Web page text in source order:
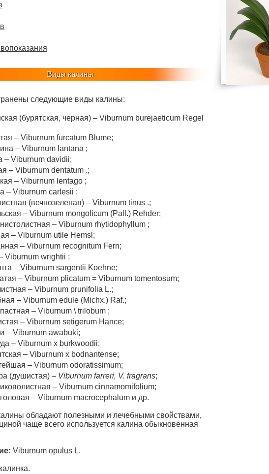
Виды калины
следующие виды калины:
(бурятская, черная) – Viburnum burejaeticum Regel
– Viburnum furcatum Blume;
– Viburnum lantana ;
– Viburnum davidii;
– Viburnum dentatum .;
– Viburnum lentago ;
– Viburnum carlesii ;
(вечнозеленая) – Viburnum tinus .;
– Viburnum mongolicum (Pall.) Rehder;
– Viburnum rhytidophyllum ;
– Viburnum utile Hemsl;
– Viburnum recognitum Fern;
Viburnum wrightii ;
– Viburnum sargentii Koehne;
– Viburnum plicatum = Viburnum tomentosum;
– Viburnum prunifolia L.;
– Viburnum edule (Michx.) Raf.;
– Viburnum \ trilobum ;
– Viburnum setigerum Hance;
– Viburnum awabuki;
– Viburnum x burkwoodii;
– Viburnum x bodnantense;
– Viburnum odoratissimum;
(душистая) – Viburnum farreri, V. fragrans;
– Viburnum cinnamomifolium;
– Viburnum macrocephalum и др.
обладают полезными и лечебными свойствами,
чаще всего используется калина обыкновенная
Viburnum opulus L.
калинка.